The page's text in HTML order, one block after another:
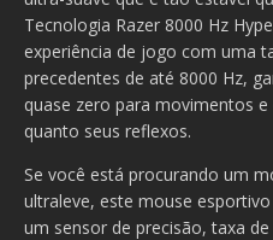
Tecnologia Razer 8000 Hz
experiência de jogo com uma
precedentes de até 8000 Hz,
quase zero para movimentos
quanto seus reflexos.
Se você está procurando um
ultraleve, este mouse
um sensor de precisão, taxa